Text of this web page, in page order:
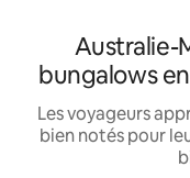
Australie-
bungalows
Les voyageurs
bien notés pour